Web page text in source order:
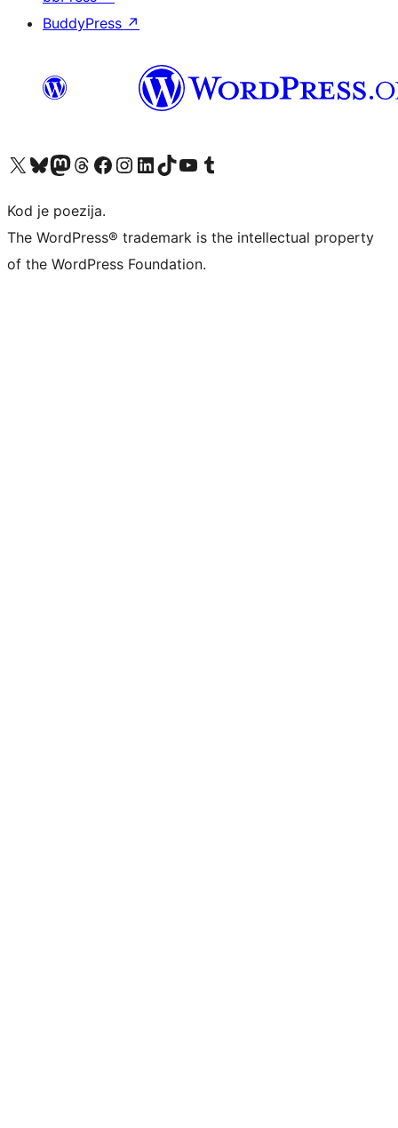
BuddyPress ↗
Visit our X (formerly Twitter) account
Visit our Bluesky account
Visit our Mastodon account
Visit our Threads account
Visit our Facebook page
Visit our Instagram account
Visit our LinkedIn account
Visit our TikTok account
Visit our YouTube channel
Visit our Tumblr account
Kod je poezija.
The WordPress® trademark is the intellectual property
of the WordPress Foundation.